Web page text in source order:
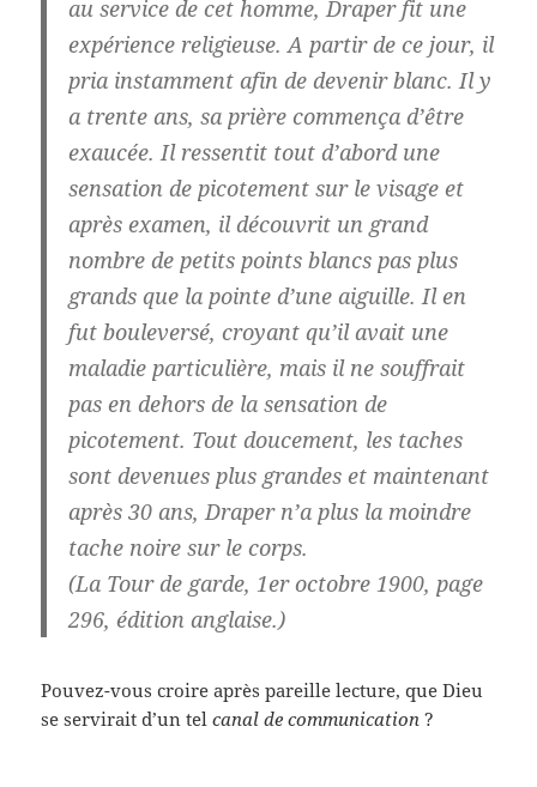
au service de cet homme, Draper fit une
expérience religieuse. A partir de ce jour, il
pria instamment afin de devenir blanc. Il y
a trente ans, sa prière commença d’être
exaucée. Il ressentit tout d’abord une
sensation de picotement sur le visage et
après examen, il découvrit un grand
nombre de petits points blancs pas plus
grands que la pointe d’une aiguille. Il en
fut bouleversé, croyant qu’il avait une
maladie particulière, mais il ne souffrait
pas en dehors de la sensation de
picotement. Tout doucement, les taches
sont devenues plus grandes et maintenant
après 30 ans,Draper n’a plus la moindre
tache noire sur le corps.
(La Tour de garde, 1er octobre 1900, page
296, édition anglaise.)
Pouvez-vous croire après pareille lecture, que Dieu
se servirait d’un telcanal de communication?